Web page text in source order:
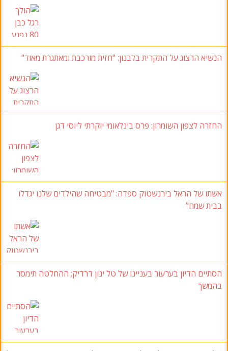
הנשיא הרצוג על התקרית בלבנון: "חזית מורכבת ומאתגרת מאוד"
החזרה לצפון השומרון: פרס בינלאומי יוקרתי ליוסי דגן
אשתו של הראל בירנשטוק ספדה: "מבטיחה שהילדים שלנו יגדלו
בבית שמח"
הסתיים הדיון בערעור בעניינו של טל ינון דרדיק; ההחלטה תימסר
בהמשך